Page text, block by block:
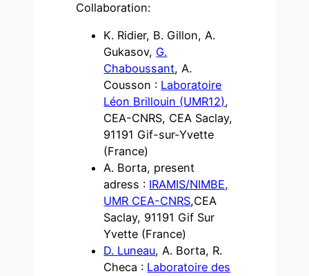
Collaboration:
K. Ridier, B. Gillon, A.
Gukasov, G.
Chaboussant, A.
Cousson : Laboratoire
Léon Brillouin (UMR12),
CEA-CNRS, CEA Saclay,
91191 Gif-sur-Yvette
(France)
A. Borta, present
adress : IRAMIS/NIMBE,
UMR CEA-CNRS,CEA
Saclay, 91191 Gif Sur
Yvette (France)
D. Luneau, A. Borta, R.
Checa : Laboratoire des